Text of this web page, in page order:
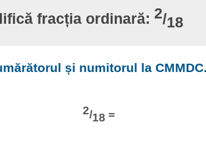
fracția ordinară: 2/18
și numitorul la
2/18 =